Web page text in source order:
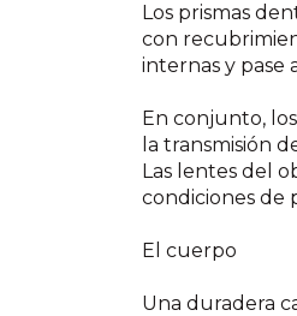
Los prismas
con
internas y pase
En conjunto,
la transmisión
Las lentes del
condiciones de
El cuerpo
Una duradera